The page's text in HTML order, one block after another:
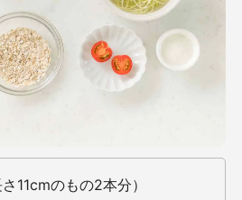
11cmのもの2本分）